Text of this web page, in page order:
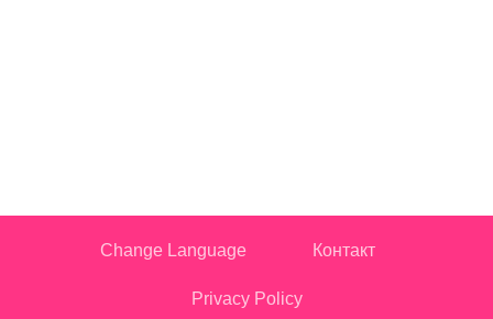
Change Language Контакт
Privacy Policy